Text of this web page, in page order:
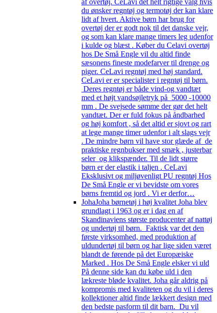
du ønsker regntøj og termotøj der kan klare
lidt af hvert. Aktive børn har brug for
overtøj der er godt nok til det danske vejr,
og som kan klare mange timers leg udenfor
i kulde og blæst . Køber du Celavi overtøj
hos De Små Engle vil du altid finde
sæsonens fineste modefarver til drenge og
piger. CeLavi regntøj med høj standard.
CeLavi er er specialister i regntøj til børn.
Deres regntøj er både vind-og vandtæt
med et højt vandsøjletryk på 5000 -10000
mm . De svejsede sømme der gør det helt
vandtæt. Der er fuld fokus på åndbarhed
og høj komfort , så det altid er sjovt og rart
at lege mange timer udenfor i alt slags vejr
. De mindre børn vil have stor glæde af de
praktiske regnbukser med smæk , justerbar
seler og klikspænder. Til de lidt større
børn er der elastik i taljen . CeLavi
Eksklusivt og miljøvenligt PU regntøj Hos
De Små Engle er vi bevidste om vores
børns fremtid og jord . Vi er derfor…
JohaJoha børnetøj i høj kvalitet Joha blev
grundlagt i 1963 og er i dag en af
Skandinaviens største producenter af nattøj
og undertøj til børn. Faktisk var det den
første virksomhed, med produktion af
uldundertøj til børn og har lige siden været
blandt de førende på det Europæiske
Marked . Hos De Små Engle elsker vi uld
På denne side kan du købe uld i den
lækreste bløde kvalitet. Joha går aldrig på
kompromis med kvaliteten og du vil i deres
kollektioner altid finde lækkert design med
den bedste pasform til dit barn. Du vil